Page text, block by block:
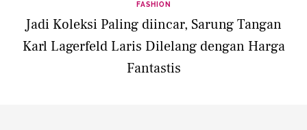
FASHION
Jadi Koleksi Paling diincar, Sarung Tangan
Karl Lagerfeld Laris Dilelang dengan Harga
Fantastis